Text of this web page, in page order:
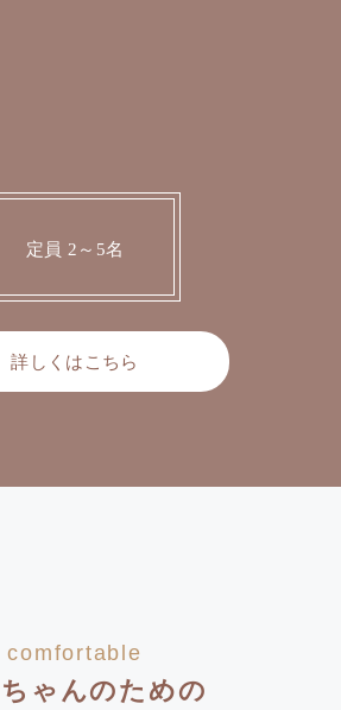
定員 2～5名
詳しくはこちら
comfortable
ゃんのための